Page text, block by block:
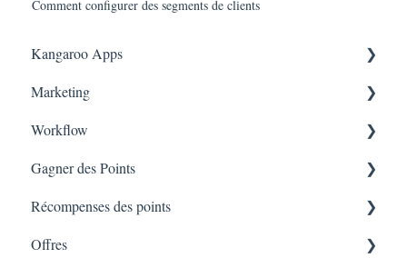
Comment configurer des segments de clients
Kangaroo Apps
Récompense du Tiers Partenaire Amazon
Applications de messagerie
Shopify
BigCommerce
WooCommerce
Marketing
Consentement
Rapport de campagne
Text - SMS Directives
Text - SMS
Workflow
Workflow
Gagner des Points
Gagner des points sur la Tablette
Gagner des points sur Lightspeed
Récompenses des points
Récompenses pour les platformes d'E-commerces
Offres